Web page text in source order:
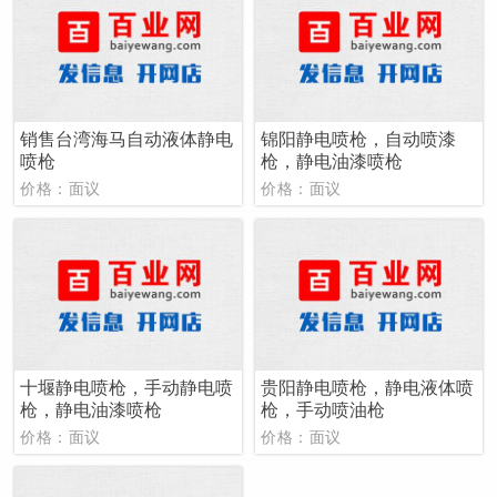
销售台湾海马自动液体静电
喷枪
价格：面议
锦阳静电喷枪，自动喷漆
枪，静电油漆喷枪
价格：面议
十堰静电喷枪，手动静电喷
枪，静电油漆喷枪
价格：面议
贵阳静电喷枪，静电液体喷
枪，手动喷油枪
价格：面议